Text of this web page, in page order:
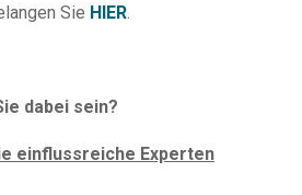
Sie HIER.
dabei sein?
einflussreiche Experten